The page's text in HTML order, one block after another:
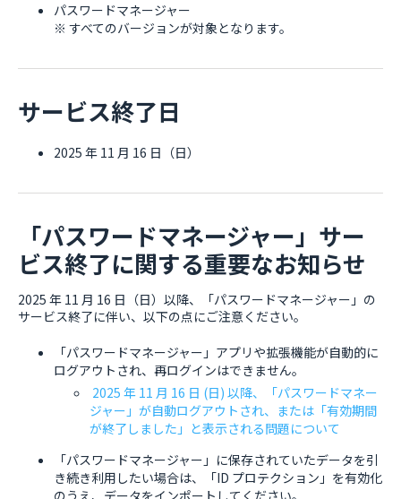
パスワードマネージャー
※ すべてのバージョンが対象となります。
サービス終了日
2025 年 11 月 16 日（日）
「パスワードマネージャー」サー
ビス終了に関する重要なお知らせ
2025 年 11 月 16 日（日）以降、「パスワードマネージャー」の
サービス終了に伴い、以下の点にご注意ください。
「パスワードマネージャー」アプリや拡張機能が自動的に
ログアウトされ、再ログインはできません。
2025 年 11 月 16 日 (日) 以降、「パスワードマネー
ジャー」が自動ログアウトされ、または「有効期間
が終了しました」と表示される問題について
「パスワードマネージャー」に保存されていたデータを引
き続き利用したい場合は、「ID プロテクション」を有効化
のうえ、データをインポートしてください。